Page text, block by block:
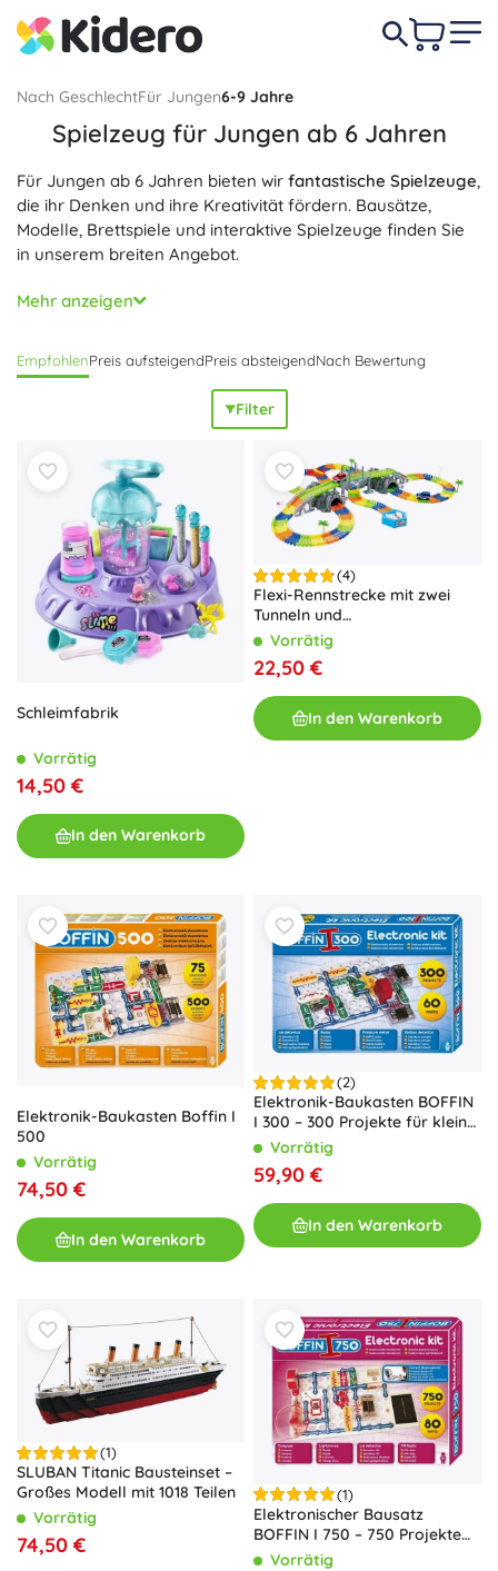
Nach GeschlechtFür Jungen6-9 Jahre
Spielzeug für Jungen ab 6 Jahren
Für Jungen ab 6 Jahren bieten wir fantastische Spielzeuge,
die ihr Denken und ihre Kreativität fördern. Bausätze,
Modelle, Brettspiele und interaktive Spielzeuge finden Sie
in unserem breiten Angebot.
Alle Produkte sind
selbstständiges Spiel oder Spaß mit Freunden. Entdecken
Mehr anzeigen
EmpfohlenPreis aufsteigendPreis absteigendNach Bewertung
Filter
Schleimfabrik
Vorrätig
14,50 €
In den Warenkorb
(4)
Flexi-Rennstrecke mit zwei
Tunneln und
batteriebetriebenen Autos
Vorrätig
22,50 €
In den Warenkorb
Elektronik-Baukasten Boffin I
500
Vorrätig
74,50 €
In den Warenkorb
(2)
Elektronik-Baukasten BOFFIN
I 300 – 300 Projekte für kleine
Elektrotechniker
Vorrätig
59,90 €
In den Warenkorb
(1)
SLUBAN Titanic Bausteinset –
Großes Modell mit 1018 Teilen
Vorrätig
74,50 €
(1)
Elektronischer Bausatz
BOFFIN I 750 – 750 Projekte
und 80 Bauteile
Vorrätig